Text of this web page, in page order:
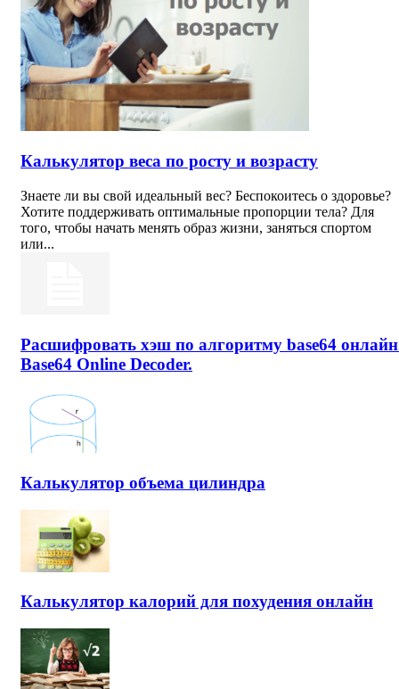
Калькулятор веса по росту и возрасту
Знаете ли вы свой идеальный вес? Беспокоитесь о здоровье?
Хотите поддерживать оптимальные пропорции тела? Для
того, чтобы начать менять образ жизни, заняться спортом
или...
Расшифровать хэш по алгоритму base64
Base64 Online Decoder.
Калькулятор объема цилиндра
Калькулятор калорий для похудения онлайн